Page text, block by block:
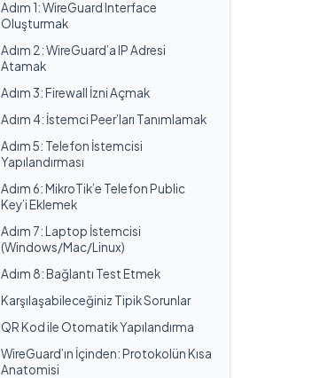
Adım 1: WireGuard Interface
Oluşturmak
Adım 2: WireGuard’a IP Adresi
Atamak
Adım 3: Firewall İzni Açmak
Adım 4: İstemci Peer’ları Tanımlamak
Adım 5: Telefon İstemcisi
Yapılandırması
Adım 6: MikroTik’e Telefon Public
Key’i Eklemek
Adım 7: Laptop İstemcisi
(Windows/Mac/Linux)
Adım 8: Bağlantı Test Etmek
Karşılaşabileceğiniz Tipik Sorunlar
QR Kod ile Otomatik Yapılandırma
WireGuard’ın İçinden: Protokolün Kısa
Anatomisi